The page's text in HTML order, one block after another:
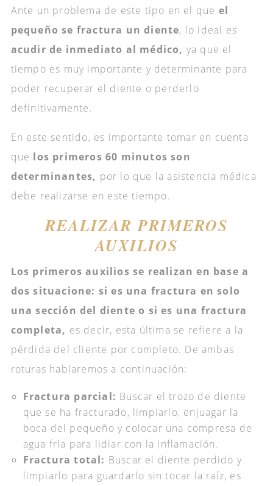
Ante un problema de este tipo en el que el
pequeño se fractura un diente, lo ideal es
acudir de inmediato al médico, ya que el
tiempo es muy importante y determinante para
poder recuperar el diente o perderlo
definitivamente.
En este sentido, es importante tomar en cuenta
que los primeros 60 minutos son
determinantes, por lo que la asistencia médica
debe realizarse en este tiempo.
REALIZAR PRIMEROS
AUXILIOS
Los primeros auxilios se realizan en base a
dos situacione: si es una fractura en solo
una sección del diente o si es una fractura
completa, es decir, esta última se refiere a la
pérdida del cliente por completo. De ambas
roturas hablaremos a continuación:
Fractura parcial: Buscar el trozo de diente
que se ha fracturado, limpiarlo, enjuagar la
boca del pequeño y colocar una compresa de
agua fría para lidiar con la inflamación.
Fractura total: Buscar el diente perdido y
limpiarlo para guardarlo sin tocar la raíz, es